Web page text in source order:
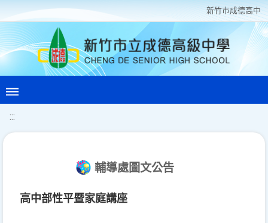
新竹巿成德高中
:::
輔導處圖文公告
高中部性平暨家庭講座